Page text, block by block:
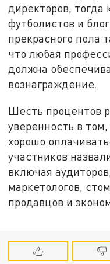
директоров,
футболистов и
прекрасного пола
что любая
должна
вознаграждение.
Шесть процентов
уверенность в
хорошо
участников
включая
маркетологов,
продавцов и